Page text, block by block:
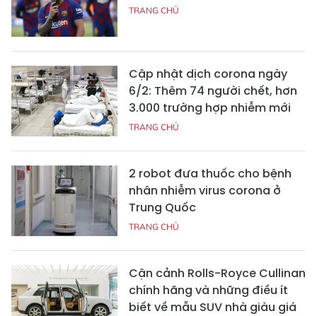
TRANG CHỦ
Cập nhật dịch corona ngày
6/2: Thêm 74 người chết, hơn
3.000 trường hợp nhiễm mới
TRANG CHỦ
2 robot đưa thuốc cho bệnh
nhân nhiễm virus corona ở
Trung Quốc
TRANG CHỦ
Cận cảnh Rolls-Royce Cullinan
chính hãng và những điều ít
biết về mẫu SUV nhà giàu giá